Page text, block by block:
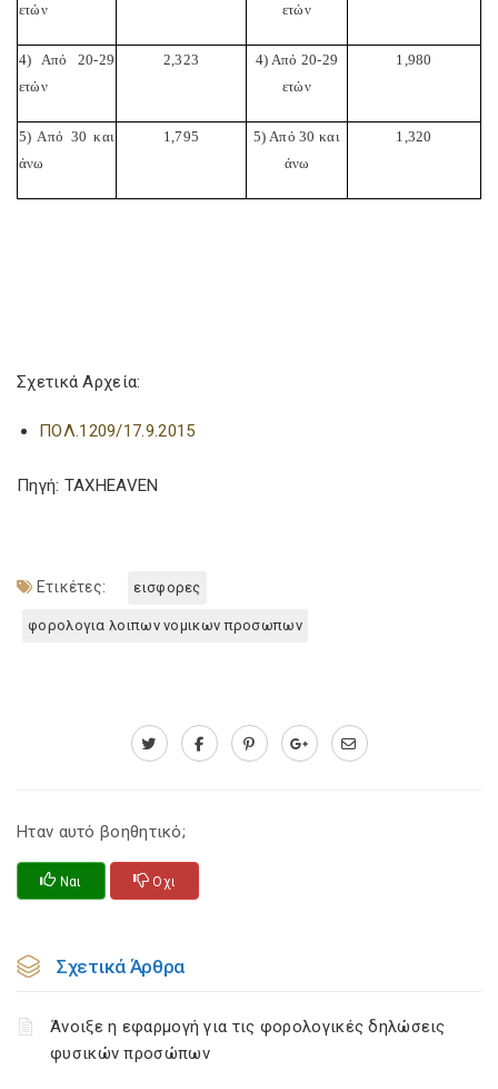
ετών
ετών
4) Από 20-29
ετών
2,323
4) Από 20-29
ετών
1,980
5) Από 30 και
άνω
1,795
5) Από 30 και
άνω
1,320
Σχετικά Αρχεία:
ΠΟΛ.1209/17.9.2015
Πηγή: TAXHEAVEN
Ετικέτες: εισφορες
φορολογια λοιπων νομικων προσωπων
Ηταν αυτό βοηθητικό;
Ναι Οχι
Σχετικά Άρθρα
Άνοιξε η εφαρμογή για τις φορολογικές δηλώσεις
φυσικών προσώπων